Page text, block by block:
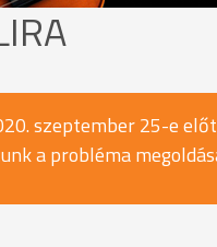
szeptember 25-e
a probléma